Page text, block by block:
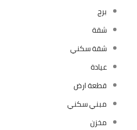
برج
شقة
شقة سكني
عيادة
قطعة ارض
مبني سكني
مخزن